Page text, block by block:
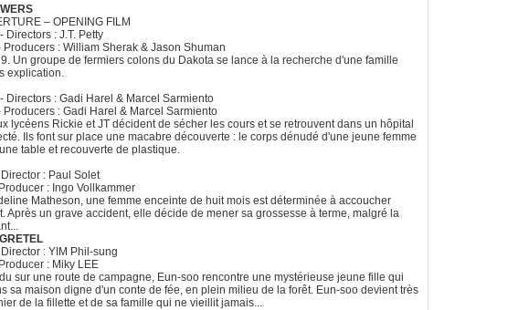
– OPENING FILM
Directors : J.T. Petty
Producers : William Sherak & Jason Shuman
Un groupe de fermiers colons du Dakota se lance à la recherche d'une famille
explication.
Directors : Gadi Harel & Marcel Sarmiento
Producers : Gadi Harel & Marcel Sarmiento
lycéens Rickie et JT décident de sécher les cours et se retrouvent dans un hôpital
Ils font sur place une macabre découverte : le corps dénudé d'une jeune femme
table et recouverte de plastique.
: Paul Solet
: Ingo Vollkammer
Matheson, une femme enceinte de huit mois est déterminée à accoucher
Après un grave accident, elle décide de mener sa grossesse à terme, malgré la
: YIM Phil-sung
: Miky LEE
sur une route de campagne, Eun-soo rencontre une mystérieuse jeune fille qui
sa maison digne d'un conte de fée, en plein milieu de la forêt. Eun-soo devient très
de la fillette et de sa famille qui ne vieillit jamais...